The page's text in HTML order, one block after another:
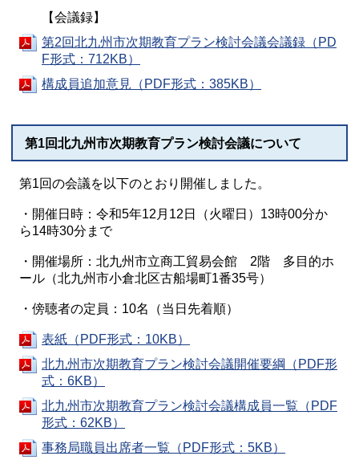
【会議録】
第2回北九州市次期教育プラン検討会議会議録（PD
F形式：712KB）
構成員追加意見（PDF形式：385KB）
第1回北九州市次期教育プラン検討会議について
第1回の会議を以下のとおり開催しました。
・開催日時：令和5年12月12日（火曜日）13時00分か
ら14時30分まで
・開催場所：北九州市立商工貿易会館 2階 多目的ホ
ール（北九州市小倉北区古船場町1番35号）
・傍聴者の定員：10名（当日先着順）
表紙（PDF形式：10KB）
北九州市次期教育プラン検討会議開催要綱（PDF形
式：6KB）
北九州市次期教育プラン検討会議構成員一覧（PDF
形式：62KB）
事務局職員出席者一覧（PDF形式：5KB）